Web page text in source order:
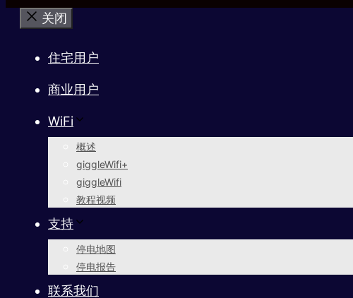
关闭
住宅用户
商业用户
WiFi
概述
giggleWifi+
giggleWifi
教程视频
支持
停电地图
停电报告
联系我们